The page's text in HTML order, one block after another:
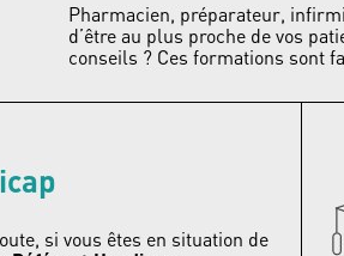
Pharmacien, préparateur,
d’être au plus proche de vos
conseils ? Ces formations sont
si vous êtes en situation de